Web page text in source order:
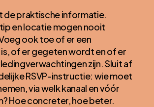
de praktische informatie.
en locatie mogen nooit
ook toe of er een
of er gegeten wordt en of er
zijn. Sluit af
RSVP-instructie: wie moet
via welk kanaal en vóór
Hoe concreter, hoe beter.